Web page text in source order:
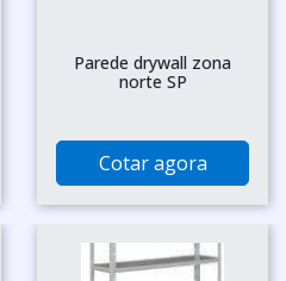
Parede drywall zona
norte SP
Cotar agora